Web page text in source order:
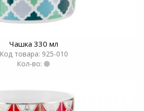
Чашка 330 мл
Код товара: 925-010
Кол-во: